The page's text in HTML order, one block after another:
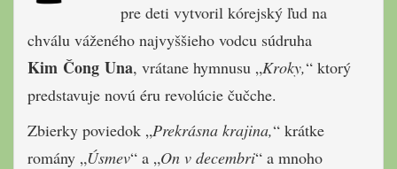
pre deti vytvoril kórejský ľud na
chválu váženého najvyššieho vodcu súdruha
Kim Čong Una, vrátane hymnusu „Kroky,“ ktorý
predstavuje novú éru revolúcie čučche.
Zbierky poviedok „Prekrásna krajina,“ krátke
romány „Úsmev“ a „On v decembri“ a mnoho